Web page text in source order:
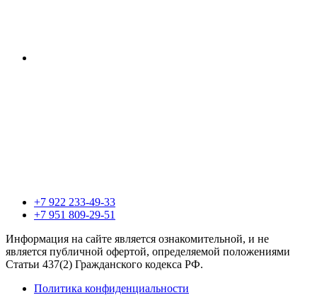
+7 922 233-49-33
+7 951 809-29-51
Информация на сайте является ознакомительной, и не
является публичной офертой, определяемой положениями
Статьи 437(2) Гражданского кодекса РФ.
Политика конфиденциальности